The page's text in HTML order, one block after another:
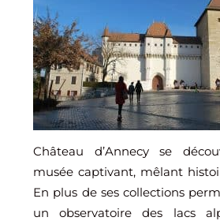
Château d’Annecy se
musée captivant, mêlant
En plus de ses collections
un observatoire des lacs